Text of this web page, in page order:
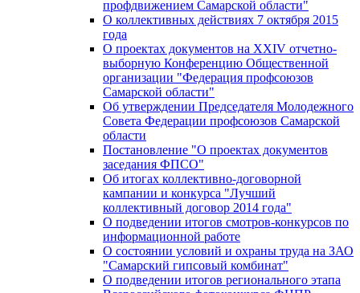
профдвижением Самарской области"
О коллективных действиях 7 октября 2015
года
О проектах документов на XXIV отчетно-
выборную Конференцию Общественной
организации "Федерация профсоюзов
Самарской области"
Об утверждении Председателя Молодежного
Совета Федерации профсоюзов Самарской
области
Постановление "О проектах документов
заседания ФПСО"
Об итогах коллективно-договорной
кампании и конкурса "Лучший
коллективный договор 2014 года"
О подведении итогов смотров-конкурсов по
информационной работе
О состоянии условий и охраны труда на ЗАО
"Самарский гипсовый комбинат"
О подведении итогов регионального этапа